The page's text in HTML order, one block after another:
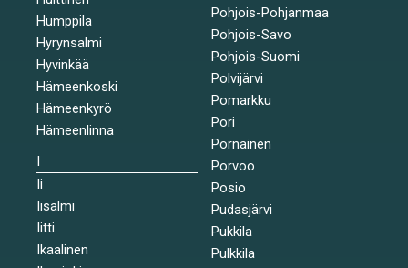
Humppila
Hyrynsalmi
Hyvinkää
Hämeenkoski
Hämeenkyrö
Hämeenlinna
I
Ii
Iisalmi
Iitti
Ikaalinen
Pohjois-Pohjanmaa
Pohjois-Savo
Pohjois-Suomi
Polvijärvi
Pomarkku
Pori
Pornainen
Porvoo
Posio
Pudasjärvi
Pukkila
Pulkkila